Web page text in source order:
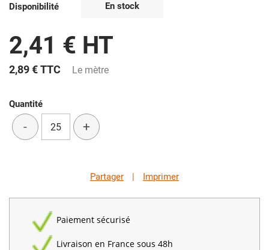
Disponibilité En stock
2,41 € HT
2,89 €TTC Le mètre
Quantité
- +
Partager | Imprimer
Paiement sécurisé
Livraison en France sous 48h